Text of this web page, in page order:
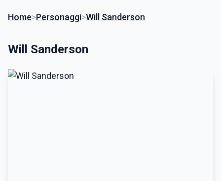
Home>Personaggi>Will Sanderson
Will Sanderson